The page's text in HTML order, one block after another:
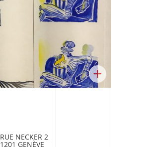
+
RUE NECKER 2
1201 GENÈVE